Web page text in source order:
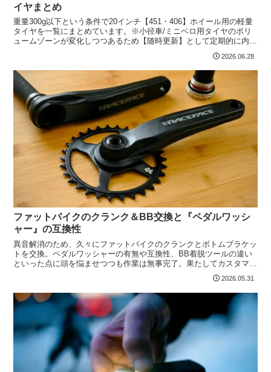
イヤまとめ
重量300g以下という条件で20インチ【451・406】ホイール用の軽量
タイヤを一覧にまとめています。※小径車/ミニベロ用タイヤのボリ
ュームゾーンが変化しつつあるため【随時更新】として定期的に内容
2026.06.28
ファットバイクのクランク＆BB交換と『ペダルワッシ
ャー』の互換性
異音解消のため、久々にファットバイクのクランクとボトムブラケッ
トを交換。ペダルワッシャーの有無や互換性、BB着脱ツールの違い
といった点に頭を悩ませつつも作業は無事完了。果たしてカスタマイ
2026.05.31